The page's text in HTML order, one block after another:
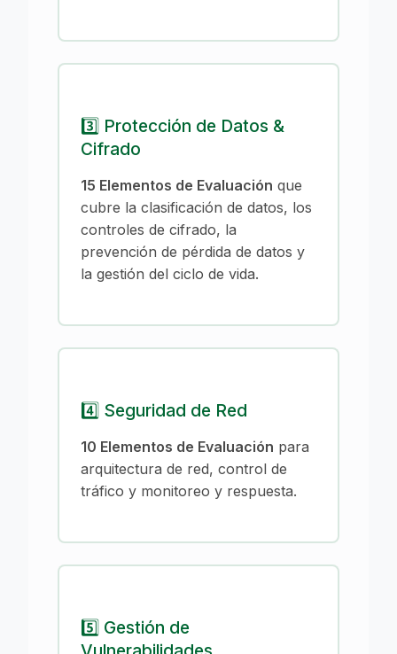
3️⃣ Protección de Datos &
Cifrado
15 Elementos de Evaluación que
cubre la clasificación de datos, los
controles de cifrado, la
prevención de pérdida de datos y
la gestión del ciclo de vida.
4️⃣ Seguridad de Red
10 Elementos de Evaluación para
arquitectura de red, control de
tráfico y monitoreo y respuesta.
5️⃣ Gestión de